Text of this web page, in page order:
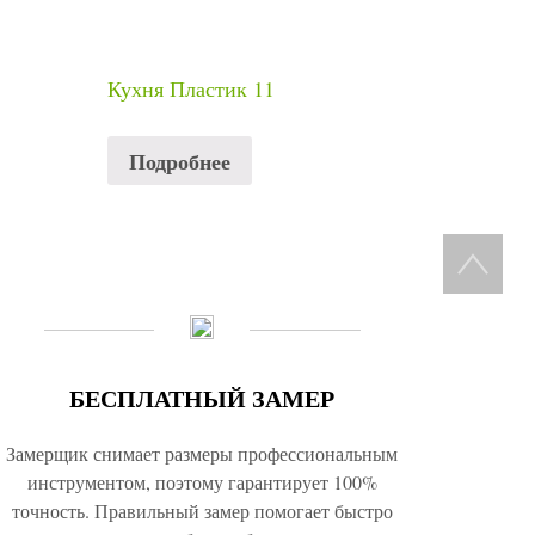
Кухня Пластик 11
Подробнее
БЕСПЛАТНЫЙ ЗАМЕР
Замерщик снимает размеры профессиональным
инструментом, поэтому гарантирует 100%
точность. Правильный замер помогает быстро